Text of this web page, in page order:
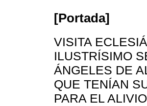
[Portada]
VISITA
ILUSTRÍSIMO
ÁNGELES DE
QUE TENÍAN
PARA EL